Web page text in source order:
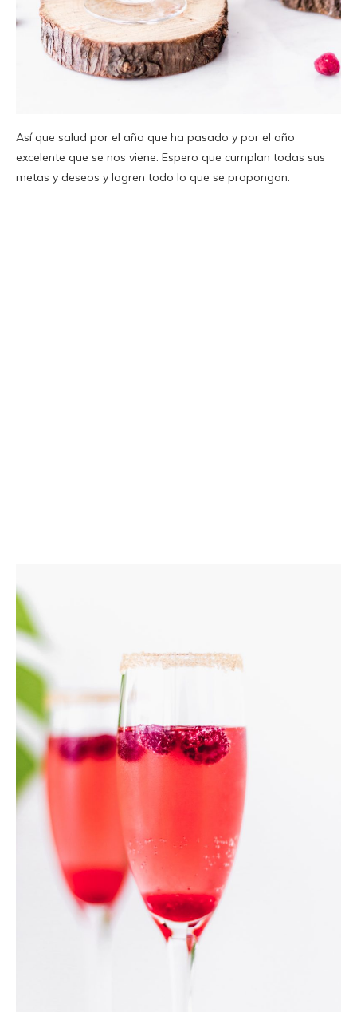
Así que salud por el año que ha pasado y por el año
excelente que se nos viene. Espero que cumplan todas sus
metas y deseos y logren todo lo que se propongan.